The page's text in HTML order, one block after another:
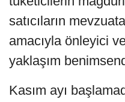
satıcıların
amacıyla önleyici
yaklaşım
Kasım ayı